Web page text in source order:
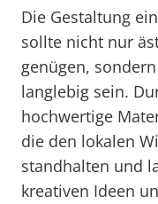
Die Gestaltung
sollte nicht nur
genügen,
langlebig sein.
hochwertige
die den lokalen
standhalten und
kreativen Ideen